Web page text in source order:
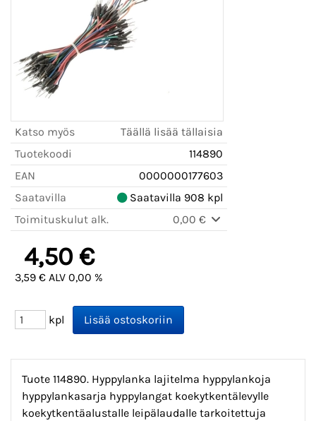
Katso myös
Täällä lisää tällaisia
Tuotekoodi
114890
EAN
0000000177603
Saatavilla
Saatavilla 908 kpl
Toimituskulut alk.
0,00 €
4,50 €
3,59 € ALV 0,00 %
kpl
Tuote 114890. Hyppylanka lajitelma hyppylankoja
hyppylankasarja hyppylangat koekytkentälevylle
koekytkentäalustalle leipälaudalle tarkoitettuja